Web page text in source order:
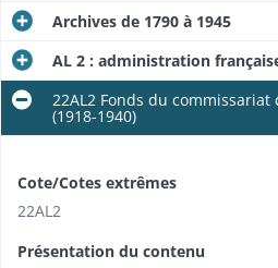
Archives de 1790 à 1945
AL 2 : administration
22AL2 Fonds du
(1918-1940)
Cote/Cotes extrêmes
22AL2
Présentation du contenu